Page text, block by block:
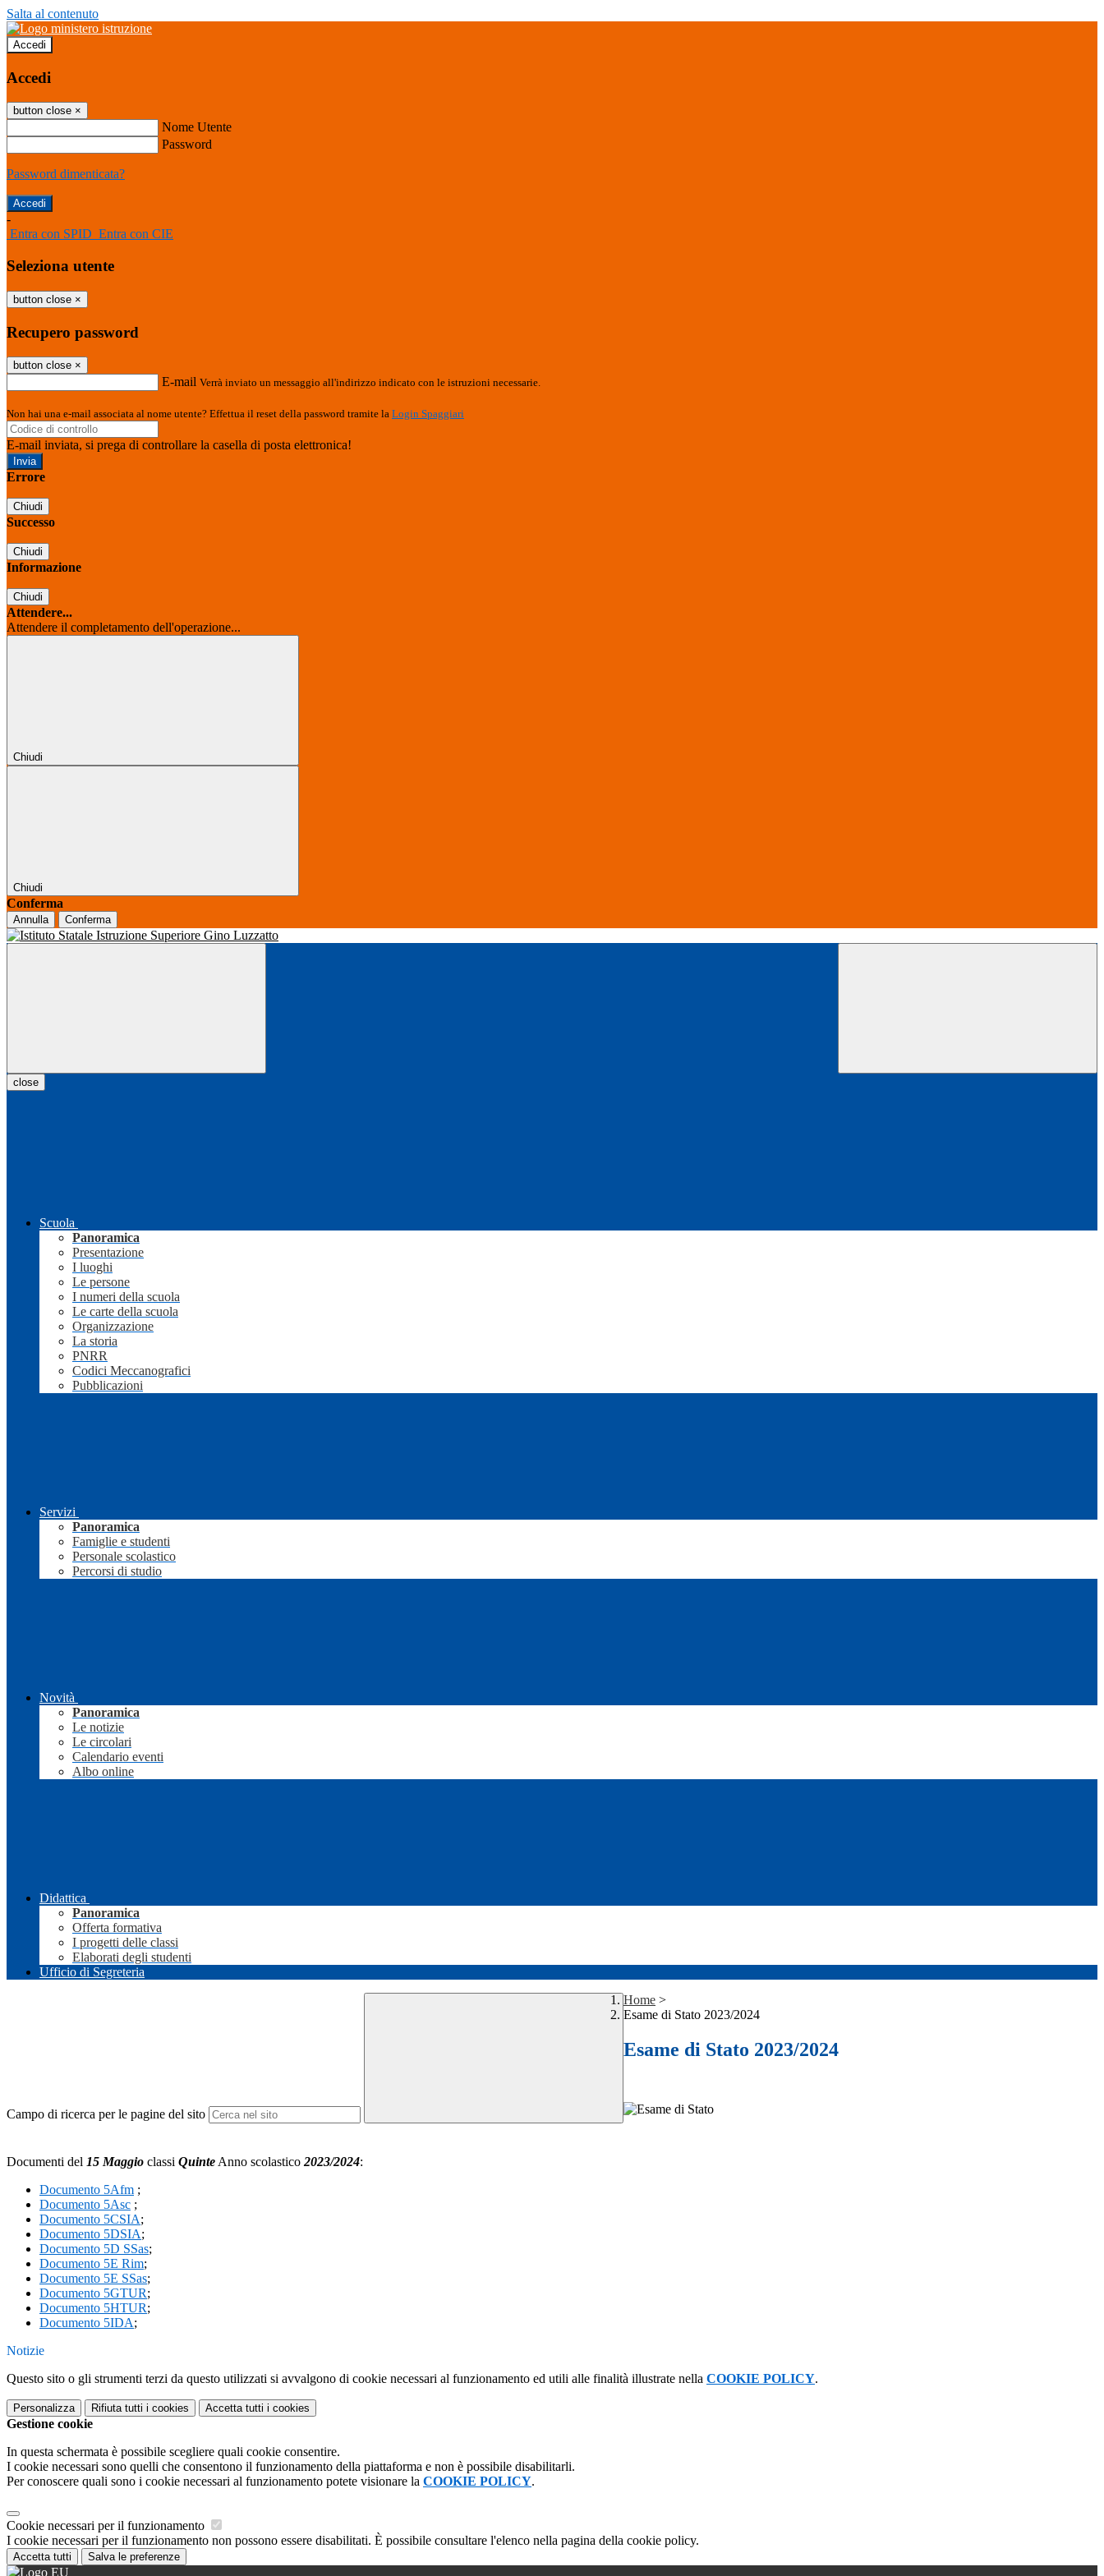
Salta al contenuto
Accedi
Accedi
button close ×
Nome Utente
Password
Password dimenticata?
-
Entra con SPID Entra con CIE
Seleziona utente
button close ×
Recupero password
button close ×
E-mail Verrà inviato un messaggio all'indirizzo indicato con le istruzioni necessarie.
Non hai una e-mail associata al nome utente? Effettua il reset della password tramite la Login Spaggiari
E-mail inviata, si prega di controllare la casella di posta elettronica!
Errore
Chiudi
Successo
Chiudi
Informazione
Chiudi
Attendere...
Attendere il completamento dell'operazione...
Chiudi
Chiudi
Conferma
Annulla Conferma
close
Scuola
Panoramica
Presentazione
I luoghi
Le persone
I numeri della scuola
Le carte della scuola
Organizzazione
La storia
PNRR
Codici Meccanografici
Pubblicazioni
Servizi
Panoramica
Famiglie e studenti
Personale scolastico
Percorsi di studio
Novità
Panoramica
Le notizie
Le circolari
Calendario eventi
Albo online
Didattica
Panoramica
Offerta formativa
I progetti delle classi
Elaborati degli studenti
Ufficio di Segreteria
Campo di ricerca per le pagine del sito
Home >
Esame di Stato 2023/2024
Esame di Stato 2023/2024
Documenti del 15 Maggio classi Quinte Anno scolastico 2023/2024:
Documento 5Afm ;
Documento 5Asc ;
Documento 5CSIA;
Documento 5DSIA;
Documento 5D SSas;
Documento 5E Rim;
Documento 5E SSas;
Documento 5GTUR;
Documento 5HTUR;
Documento 5IDA;
Notizie
Questo sito o gli strumenti terzi da questo utilizzati si avvalgono di cookie necessari al funzionamento ed utili alle finalità illustrate nella COOKIE POLICY.
Personalizza Rifiuta tutti i cookies Accetta tutti i cookies
Gestione cookie
In questa schermata è possibile scegliere quali cookie consentire.
I cookie necessari sono quelli che consentono il funzionamento della piattaforma e non è possibile disabilitarli.
Per conoscere quali sono i cookie necessari al funzionamento potete visionare la COOKIE POLICY.
Cookie necessari per il funzionamento
I cookie necessari per il funzionamento non possono essere disabilitati. È possibile consultare l'elenco nella pagina della cookie policy.
Accetta tutti Salva le preferenze